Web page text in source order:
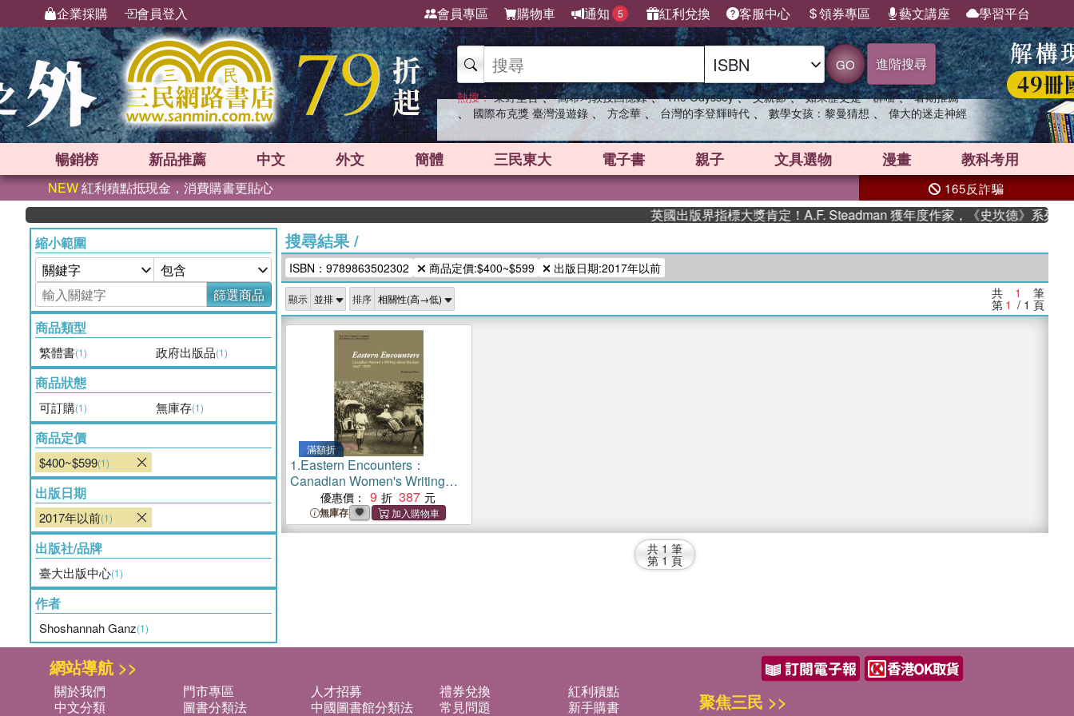
企業採購 會員登入 會員專區 購物車 通知 5 紅利兌換 客服中心 領券專區 藝文講座 學習平台
GO 進階搜尋
熱搜： 東野圭吾 、 高希均教授回憶錄 、 The Odyssey 、 父親節 、 如果歷史是一群喵 、 暑期推薦
、 國際布克獎 臺灣漫遊錄 、 方念華 、 台灣的李登輝時代 、 數學女孩：黎曼猜想 、 偉大的迷走神經
暢銷榜 新品推薦 中文 外文 簡體 三民東大 電子書 親子 文具選物 漫畫 教科考用
NEW紅利積點抵現金，消費購書更貼心 165反詐騙
英國出版界指標大獎肯定！A.F. Steadman 獲年度作家，《史坎德》系列帶你
縮小範圍
篩選商品
商品類型
繁體書(1) 政府出版品(1)
商品狀態
可訂購(1) 無庫存(1)
商品定價
$400~$599(1)
出版日期
2017年以前(1)
出版社/品牌
臺大出版中心(1)
作者
Shoshannah Ganz(1)
搜尋結果/
ISBN：9789863502302 商品定價:$400~$599 出版日期:2017年以前
顯示 排序 共 1 筆
第 1 / 1 頁
滿額折
1.Eastern Encounters：
Canadian Women's Writing
about the East, 1867-1929
優惠價： 9 387
無庫存
共 1 筆
第 1 頁
網站導航 >>
關於我們 門市專區 人才招募 禮券兌換
紅利積點
中文分類
圖書分類法 中國圖書館分類法 常見問題
新手購書
聚焦三民 >>